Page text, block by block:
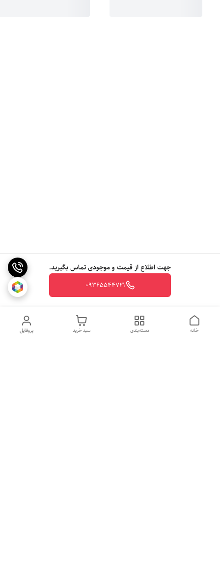
جهت اطلاع از قیمت و موجودی تماس بگیرید.
09365544721
پروفایل سبد خرید دسته‌بندی خانه